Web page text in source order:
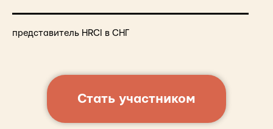
представитель HRCI в СНГ
Стать участником